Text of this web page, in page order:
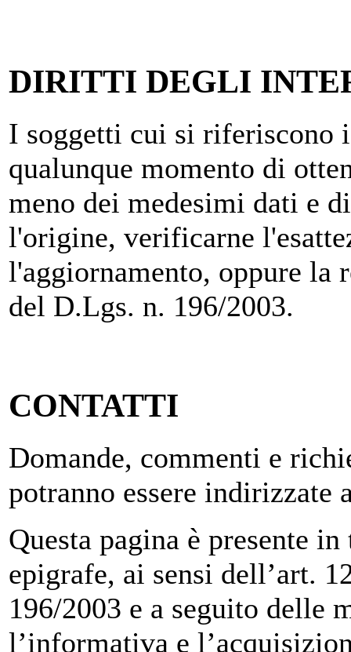
DIRITTI DEGLI
I soggetti cui si riferiscono
qualunque momento di
meno dei medesimi dati e
l'origine, verificarne
l'aggiornamento, oppure la
del D.Lgs. n. 196/2003.
CONTATTI
Domande, commenti e
potranno essere indirizzate
Questa pagina è presente
epigrafe, ai sensi dell’art.
196/2003 e a seguito delle
l’informativa e